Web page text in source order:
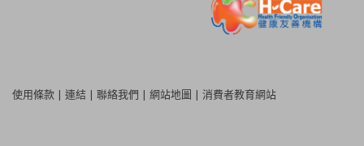
使用條款 | 連結 | 聯絡我們 | 網站地圖 | 消費者教育網站